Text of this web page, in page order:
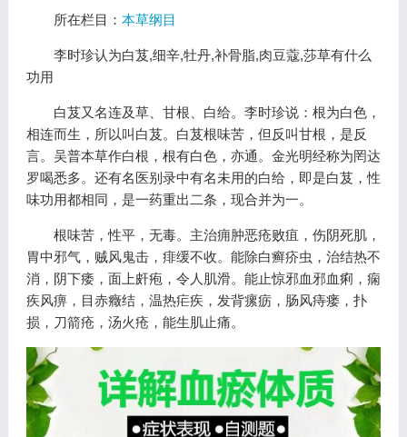
所在栏目： 本草纲目
李时珍认为白芨,细辛,牡丹,补骨脂,肉豆蔻,莎草有什么
功用
白芨又名连及草、甘根、白给。李时珍说：根为白色，
相连而生，所以叫白芨。白芨根味苦，但反叫甘根，是反
言。吴普本草作白根，根有白色，亦通。金光明经称为罔达
罗喝悉多。还有名医别录中有名未用的白给，即是白芨，性
味功用都相同，是一药重出二条，现合并为一。
根味苦，性平，无毒。主治痈肿恶疮败疽，伤阴死肌，
胃中邪气，贼风鬼击，痱缓不收。能除白癣疥虫，治结热不
消，阴下痿，面上皯疱，令人肌滑。能止惊邪血邪血痢，痫
疾风痹，目赤癥结，温热疟疾，发背瘰疬，肠风痔瘘，扑
损，刀箭疮，汤火疮，能生肌止痛。